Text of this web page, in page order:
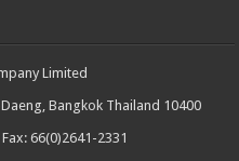
Limited
Bangkok Thailand 10400
66(0)2641-2331